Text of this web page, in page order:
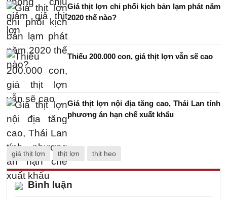
Giá thịt lợn chi phối kịch bản lạm phát năm
2020 thế nào?
Thiếu 200.000 con, giá thịt lợn vẫn sẽ cao
Giá thịt lợn nội địa tăng cao, Thái Lan tính
phương án hạn chế xuất khẩu
giá thịt lợn thịt lợn thịt heo
Bình luận